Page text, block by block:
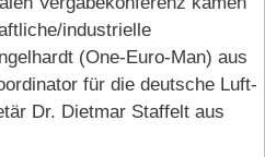
industrielle
(One-Euro-Man) aus
für die deutsche Luft-
Dr. Dietmar Staffelt aus